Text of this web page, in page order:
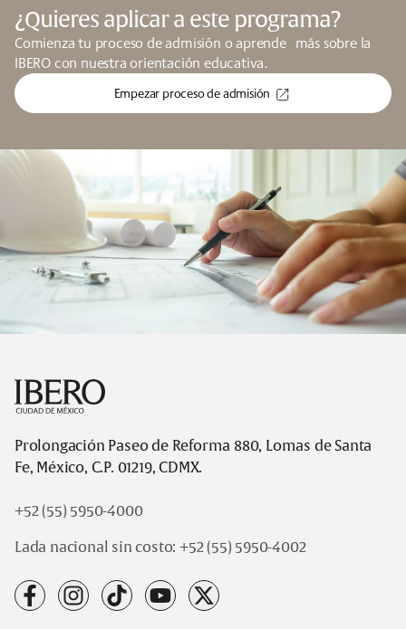
¿Quieres aplicar a este programa?
Comienza tu proceso de admisión o aprende más sobre la
IBERO con nuestra orientación educativa.
Empezar proceso de admisión
Prolongación Paseo de Reforma 880, Lomas de Santa
Fe, México, C.P. 01219, CDMX.
+52 (55) 5950-4000
Lada nacional sin costo: +52 (55) 5950-4002
facebookinstagram
tiktok youtube
x